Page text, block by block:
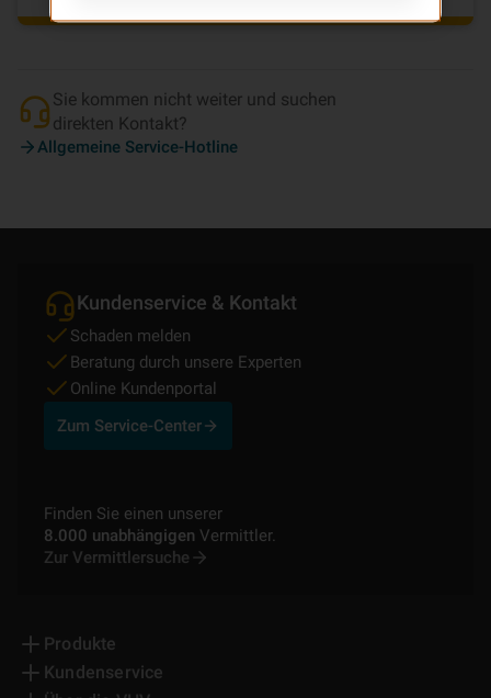
Sie kommen nicht weiter und suchen
direkten Kontakt?
Allgemeine Service-Hotline
Kundenservice & Kontakt
Schaden melden
Beratung durch unsere Experten
Online Kundenportal
Zum Service-Center
Finden Sie einen unserer
8.000 unabhängigen Vermittler.
Zur Vermittlersuche
Produkte
Kundenservice